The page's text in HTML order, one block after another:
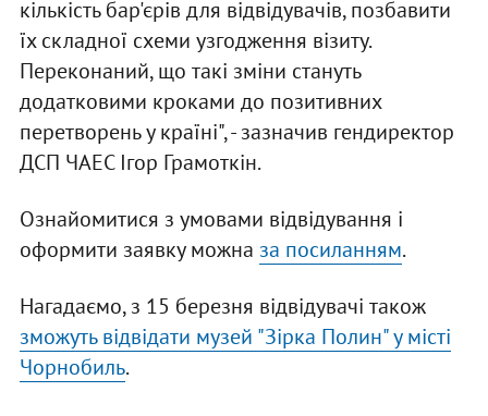
кількість бар'єрів для відвідувачів, позбавити
їх складної схеми узгодження візиту.
Переконаний, що такі зміни стануть
додатковими кроками до позитивних
перетворень у країні", - зазначив гендиректор
ДСП ЧАЕС Ігор Грамоткін.
Ознайомитися з умовами відвідування і
оформити заявку можна за посиланням.
Нагадаємо, з 15 березня відвідувачі також
зможуть відвідати музей "Зірка Полин" у місті
Чорнобиль.